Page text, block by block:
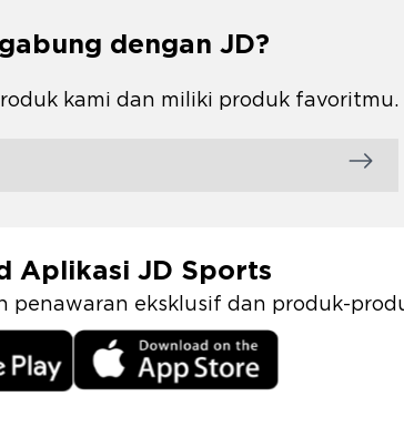
dengan JD?
kami dan miliki produk favoritmu.
Aplikasi JD Sports
penawaran eksklusif dan produk-